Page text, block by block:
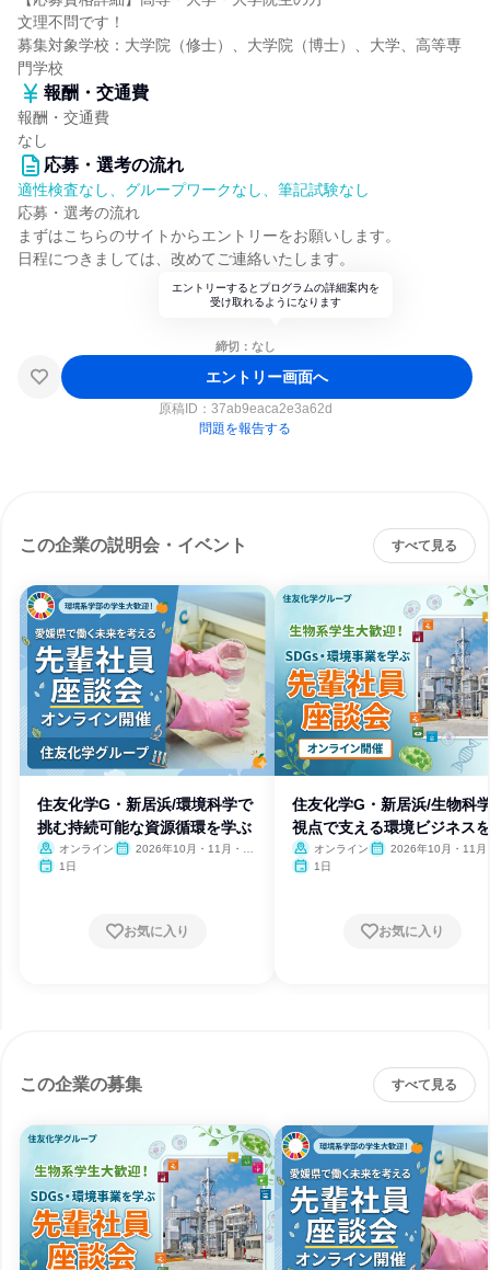
文理不問です！
募集対象学校：大学院（修士）、大学院（博士）、大学、高等専
門学校
報酬・交通費
報酬・交通費
なし
応募・選考の流れ
適性検査なし、グループワークなし、筆記試験なし
応募・選考の流れ
まずはこちらのサイトからエントリーをお願いします。
日程につきましては、改めてご連絡いたします。
エントリーするとプログラムの詳細案内を
受け取れるようになります
締切：なし
エントリー画面へ
原稿ID： 37ab9eaca2e3a62d
問題を報告する
この企業の説明会・イベント すべて見る
住友化学G・新居浜/環境科学で
挑む持続可能な資源循環を学ぶ
オンライン
2026年10月・11月・12
1日
お気に入り
住友化学G・新居浜/生物科
視点で支える環境ビジネス
ぶ
オンライン
2026年10月・11月
1日
お気に入り
この企業の募集 すべて見る